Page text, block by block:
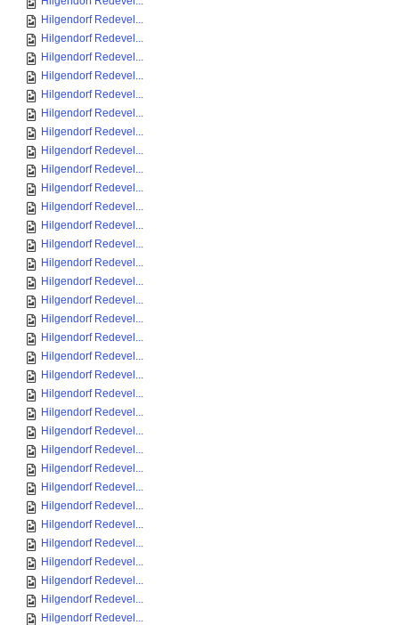
Hilgendorf Redevel...
Hilgendorf Redevel...
Hilgendorf Redevel...
Hilgendorf Redevel...
Hilgendorf Redevel...
Hilgendorf Redevel...
Hilgendorf Redevel...
Hilgendorf Redevel...
Hilgendorf Redevel...
Hilgendorf Redevel...
Hilgendorf Redevel...
Hilgendorf Redevel...
Hilgendorf Redevel...
Hilgendorf Redevel...
Hilgendorf Redevel...
Hilgendorf Redevel...
Hilgendorf Redevel...
Hilgendorf Redevel...
Hilgendorf Redevel...
Hilgendorf Redevel...
Hilgendorf Redevel...
Hilgendorf Redevel...
Hilgendorf Redevel...
Hilgendorf Redevel...
Hilgendorf Redevel...
Hilgendorf Redevel...
Hilgendorf Redevel...
Hilgendorf Redevel...
Hilgendorf Redevel...
Hilgendorf Redevel...
Hilgendorf Redevel...
Hilgendorf Redevel...
Hilgendorf Redevel...